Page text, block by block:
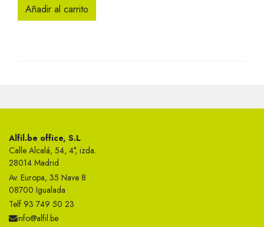
Añadir al carrito
Alfil.be office, S.L
Calle Alcalá, 54, 4°, izda.
28014 Madrid
Av. Europa, 35 Nave 8
08700 Igualada
Telf 93 749 50 23
info@alfil.be